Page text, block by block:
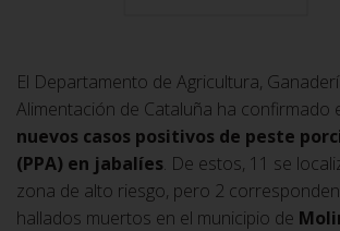
El Departamento de Agricultura,
Alimentación de Cataluña ha confirmado
nuevos casos positivos de peste
(PPA) en jabalíes. De estos, 11 se
zona de alto riesgo, pero 2
hallados muertos en el municipio de